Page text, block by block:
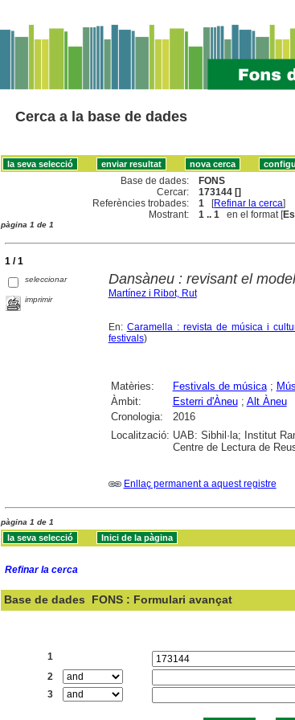
Cerca a la base de dades
Base de dades:
FONS
Cercar:
173144 []
Referències trobades:
1 [Refinar la cerca]
Mostrant:
1 .. 1 en el format [
pàgina 1 de 1
1 / 1
seleccionar
imprimir
Dansàneu : revisant el
Martínez i Ribot, Rut
En: Caramella : revista de música i
festivals)
Matèries: Festivals de música;
Àmbit:
Esterri d'Àneu; Alt Àneu
Cronologia:
2016
Localització: UAB: Sibhil·la; Institut
Centre de Lectura de
Enllaç permanent a aquest registre
pàgina 1 de 1
Refinar la cerca
Base de dades FONS : Formulari avançat
1
2
3